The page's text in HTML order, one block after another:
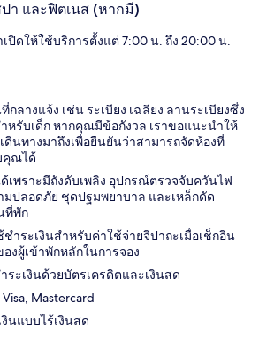
า และฟิตเนส (หากมี)
ปิดให้ใช้บริการตั้งแต่ 7:00 น. ถึง 20:00 น.
ลางแจ้ง เช่น ระเบียง เฉลียง ลานระเบียงซึ่ง
หรับเด็ก หากคุณมีข้อกังวล เราขอแนะนำให้
ดินทางมาถึงเพื่อยืนยันว่าสามารถจัดห้องที่
คุณได้
เพราะมีถังดับเพลิง อุปกรณ์ตรวจจับควันไฟ
มปลอดภัย ชุดปฐมพยาบาล และเหล็กดัด
ที่พัก
ำระเงินสำหรับค่าใช้จ่ายจิปาถะเมื่อเช็กอิน
งผู้เข้าพักหลักในการจอง
ะเงินด้วยบัตรเครดิตและเงินสด
Mastercard
นแบบไร้เงินสด